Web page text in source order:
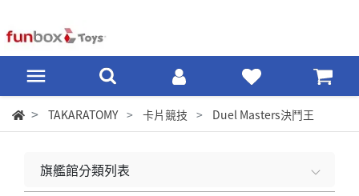
TAKARATOMY 卡片競技 Duel Masters決鬥王
旗艦館分類列表